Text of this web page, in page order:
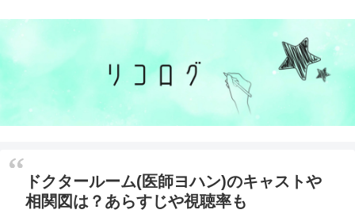
ドクタールーム(医師ヨハン)のキャストや
相関図は？あらすじや視聴率も